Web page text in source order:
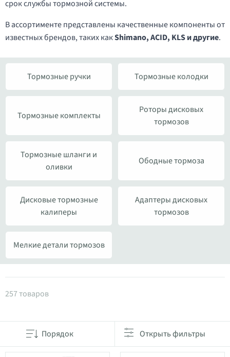
срок службы тормозной системы.
В ассортименте представлены качественные компоненты от
известных брендов, таких какShimano, ACID, KLS и другие.
Тормозные ручки Тормозные колодки
Тормозные комплекты
Роторы дисковых
тормозов
Тормозные шланги и
оливки
Ободные тормоза
Дисковые тормозные
калиперы
Адаптеры дисковых
тормозов
Мелкие детали тормозов
Товары в категории Тормоза
257 товаров
Порядок Открыть фильтры